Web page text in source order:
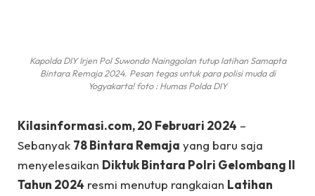
Kapolda DIY Irjen Pol Suwondo Nainggolan tutup latihan Samapta
Bintara Remaja 2024. Pesan tegas untuk para polisi muda di
Yogyakarta! foto : Humas Polda DIY
Kilasinformasi.com, 20 Februari 2024 –
Sebanyak 78 Bintara Remaja yang baru saja
menyelesaikan Diktuk Bintara Polri Gelombang II
Tahun 2024 resmi menutup rangkaian Latihan